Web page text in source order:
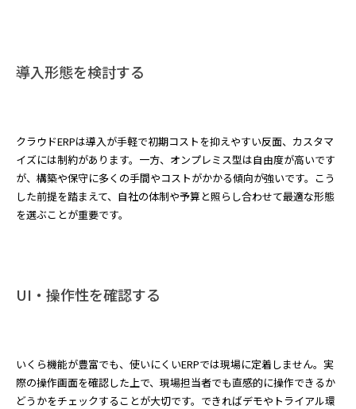
導入形態を検討する
クラウドERPは導入が手軽で初期コストを抑えやすい反面、カスタマ
イズには制約があります。一方、オンプレミス型は自由度が高いです
が、構築や保守に多くの手間やコストがかかる傾向が強いです。こう
した前提を踏まえて、自社の体制や予算と照らし合わせて最適な形態
を選ぶことが重要です。
UI・操作性を確認する
いくら機能が豊富でも、使いにくいERPでは現場に定着しません。実
際の操作画面を確認した上で、現場担当者でも直感的に操作できるか
どうかをチェックすることが大切です。できればデモやトライアル環